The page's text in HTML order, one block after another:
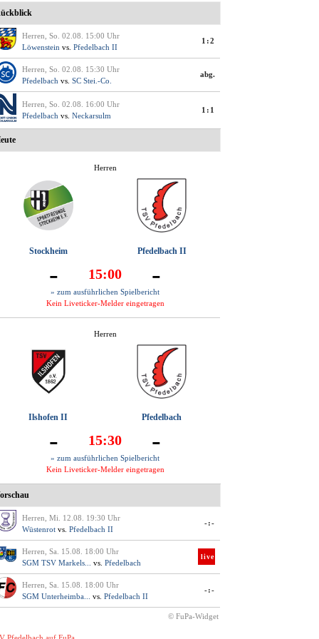
Herren, So. 02.08. 15:00 Uhr
Löwenstein vs. Pfedelbach II
1:2
Herren, So. 02.08. 15:30 Uhr
Pfedelbach vs. SC Stei.-Co.
abg.
Herren, So. 02.08. 16:00 Uhr
Pfedelbach vs. Neckarsulm
1:1
Herren
Stockheim Pfedelbach II
- 15:00 -
» zum ausführlichen Spielbericht
Kein Liveticker-Melder eingetragen
Herren
Ilshofen II Pfedelbach
- 15:30 -
» zum ausführlichen Spielbericht
Kein Liveticker-Melder eingetragen
Herren, Mi. 12.08. 19:30 Uhr
Wüstenrot vs. Pfedelbach II
-:-
Herren, Sa. 15.08. 18:00 Uhr
SGM TSV Markels...
vs. Pfedelbach
live
Herren, Sa. 15.08. 18:00 Uhr
SGM Unterheimba...
vs. Pfedelbach II
-:-
© FuPa-Widget